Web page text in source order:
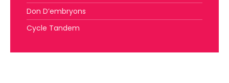
Don D’embryons
Cycle Tandem